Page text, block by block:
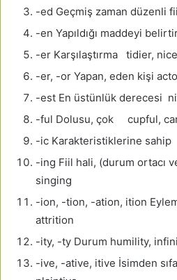
-ed Geçmiş zaman
-en Yapıldığı maddeyi
-er Karşılaştırma tidier,
-er, -or Yapan, eden kişi
-est En üstünlük derecesi
-ful Dolusu, çok cupful,
-ic Karakteristiklerine
-ing Fiil hali, (durum
singing
-ion, -tion, -ation, ition
attrition
-ity, -ty Durum humility,
-ive, -ative, itive İsimden